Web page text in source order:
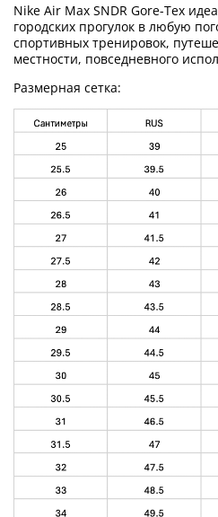
Nike Air Max SNDR Gore-Tex
городских прогулок в любую
спортивных тренировок,
местности, повседневного
Размерная сетка: